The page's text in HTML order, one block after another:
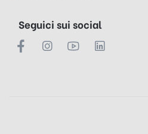
Seguici sui social